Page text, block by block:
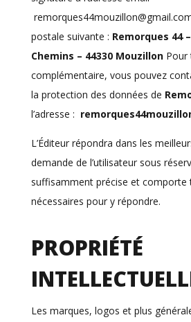
postale suivante : Remorques 44
Chemins – 44330 MouzillonPour
complémentaire, vous pouvez
la protection des données de
l’adresse :
L’Éditeur répondra dans les
demande de l’utilisateur sous
suffisamment précise et comporte
nécessaires pour y répondre.
PROPRIÉTÉ
Les marques, logos et plus